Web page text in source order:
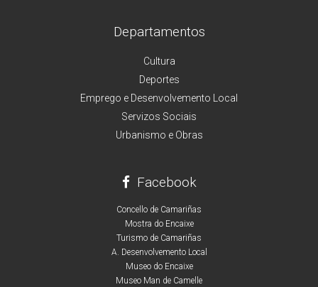
Departamentos
Cultura
Deportes
Emprego e Desenvolvemento Local
Servizos Sociais
Urbanismo e Obras
Facebook
Concello de Camariñas
Mostra do Encaixe
Turismo de Camariñas
A. Desenvolvemento Local
Museo do Encaixe
Museo Man de Camelle